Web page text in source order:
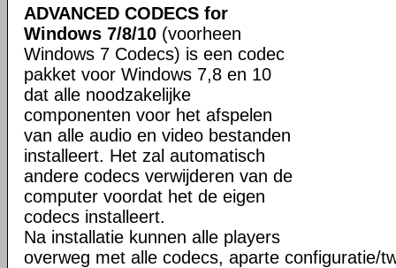
ADVANCED CODECS for
Windows 7/8/10 (voorheen
Windows 7 Codecs) is een codec
pakket voor Windows 7,8 en 10
dat alle noodzakelijke
componenten voor het afspelen
van alle audio en video bestanden
installeert. Het zal automatisch
andere codecs verwijderen van de
computer voordat het de eigen
codecs installeert.
Na installatie kunnen alle players
overweg met alle codecs, aparte configuratie/